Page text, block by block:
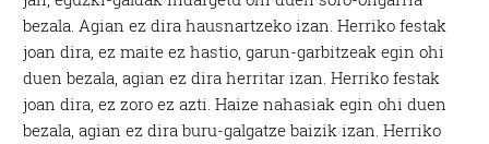
bezala. Agian ez dira hausnartzeko izan. Herriko festak
joan dira, ez maite ez hastio, garun-garbitzeak egin ohi
duen bezala, agian ez dira herritar izan. Herriko festak
joan dira, ez zoro ez azti. Haize nahasiak egin ohi duen
bezala, agian ez dira buru-galgatze baizik izan. Herriko